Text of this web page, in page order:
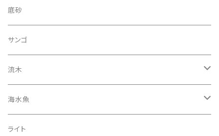
ADA グリーンブライティ
底砂
サンゴ
流木
カクレ スズメダイ系
ハギ
海水魚
クマノミ スズメダイ
ライト